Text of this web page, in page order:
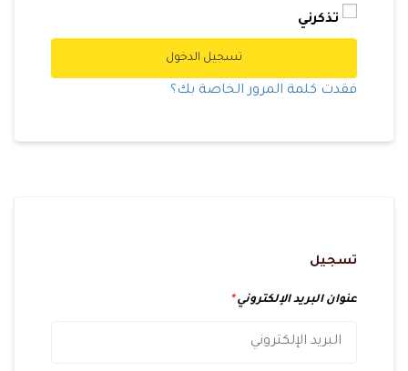
تذكرني
تسجيل الدخول
فقدت كلمة المرور الخاصة بك؟
تسجيل
عنوان البريد الإلكتروني*